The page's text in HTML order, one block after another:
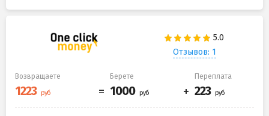
Отзывов: 1
Возвращаете Берете Переплата